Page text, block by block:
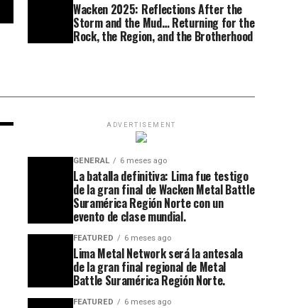
Wacken 2025: Reflections After the
Storm and the Mud… Returning for the
Rock, the Region, and the Brotherhood
ADVERTISEMENT
GENERAL 6 meses ago
La batalla definitiva: Lima fue testigo
de la gran final de Wacken Metal Battle
Suramérica Región Norte con un
evento de clase mundial.
FEATURED 6 meses ago
Lima Metal Network será la antesala
de la gran final regional de Metal
Battle Suramérica Región Norte.
FEATURED 6 meses ago